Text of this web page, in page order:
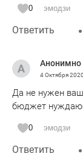
0 эмодзи
Ответить
Анонимно
4 Октября 2020
Да не нужен ваш
бюджет
0 эмодзи
Ответить